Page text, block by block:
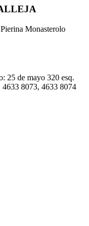
Monasterolo
25 de mayo 320 esq.
8073, 4633 8074